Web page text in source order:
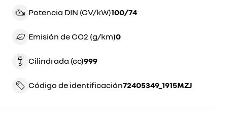
Potencia DIN (CV/kW) 100/74
Emisión de CO2 (g/km)0
Cilindrada (cc) 999
Código de identificación 72405349_1915MZJ